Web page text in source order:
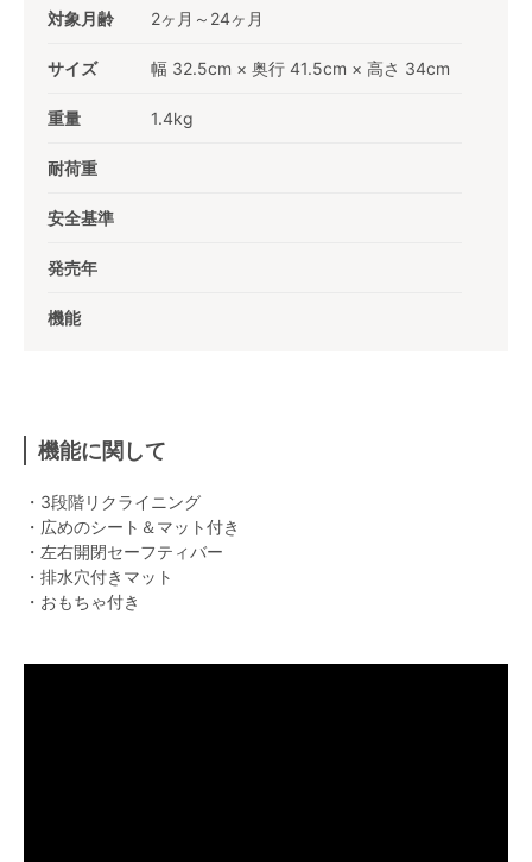
対象月齢 2ヶ月～24ヶ月
サイズ 幅 32.5cm × 奥行 41.5cm × 高さ 34cm
重量 1.4kg
耐荷重
安全基準
発売年
機能
機能に関して
・3段階リクライニング
・広めのシート＆マット付き
・左右開閉セーフティバー
・排水穴付きマット
・おもちゃ付き